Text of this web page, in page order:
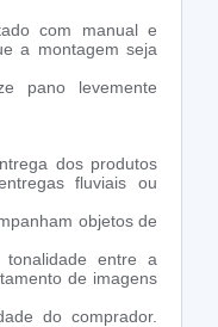
com manual e
a montagem seja
pano levemente
dos produtos
fluviais ou
objetos de
entre a
de imagens
do comprador.